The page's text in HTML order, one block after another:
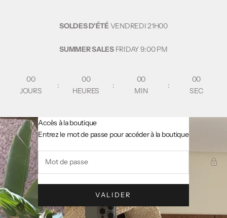
SOLDES D'ÉTÉVENDREDI21H00
SUMMER SALES FRIDAY9:00 PM
00
JOURS
:
00
HEURES
:
00
MIN
:
00
SEC
AsslCollectionParis
Accès à la boutique
Entrez le mot de passe pour accéder à la boutique
VALIDER